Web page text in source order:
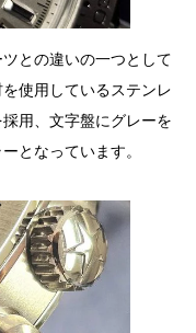
との違いの一つとして
使用しているステンレ
用、文字盤にグレーを
となっています。